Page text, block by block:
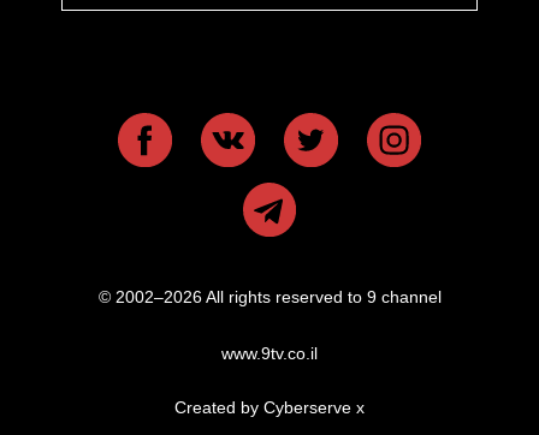
© 2002–2026 All rights reserved to 9 channel
www.9tv.co.il
Created by Cyberserve x